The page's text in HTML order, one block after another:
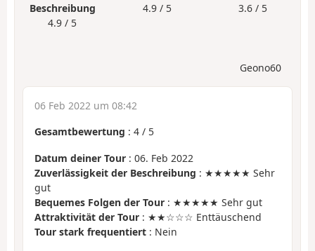
Beschreibung
4.9 / 5
4.9 / 5 3.6 / 5
Geono60
06 Feb 2022 um 08:42
Gesamtbewertung : 4 / 5
Datum deiner Tour : 06. Feb 2022
Zuverlässigkeit der Beschreibung : ★★★★★ Sehr
gut
Bequemes Folgen der Tour : ★★★★★ Sehr gut
Attraktivität der Tour : ★★☆☆☆ Enttäuschend
Tour stark frequentiert : Nein